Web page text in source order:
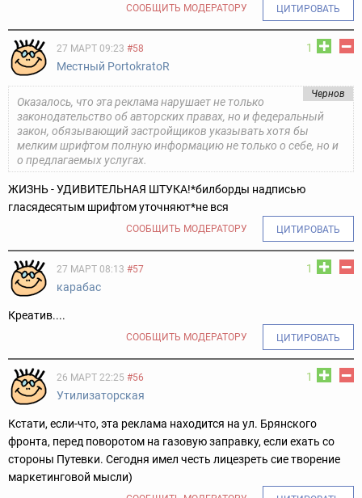
СООБЩИТЬ МОДЕРАТОРУ ЦИТИРОВАТЬ
1
27 МАРТ 09:23 #58
Местный PortokratoR
Чернов
Оказалось, что эта реклама нарушает не только
законодательство об авторских правах, но и федеральный
закон, обязывающий застройщиков указывать хотя бы
мелким шрифтом полную информацию не только о себе, но и
о предлагаемых услугах.
ЖИЗНЬ - УДИВИТЕЛЬНАЯ ШТУКА!*билборды надписью
гласядесятым шрифтом уточняют*не вся
СООБЩИТЬ МОДЕРАТОРУ ЦИТИРОВАТЬ
1
27 МАРТ 08:13 #57
карабас
Креатив....
СООБЩИТЬ МОДЕРАТОРУ ЦИТИРОВАТЬ
1
26 МАРТ 22:25 #56
Утилизаторская
Кстати, если-что, эта реклама находится на ул. Брянского
фронта, перед поворотом на газовую заправку, если ехать со
стороны Путевки. Сегодня имел честь лицезреть сие творение
маркетинговой мысли)